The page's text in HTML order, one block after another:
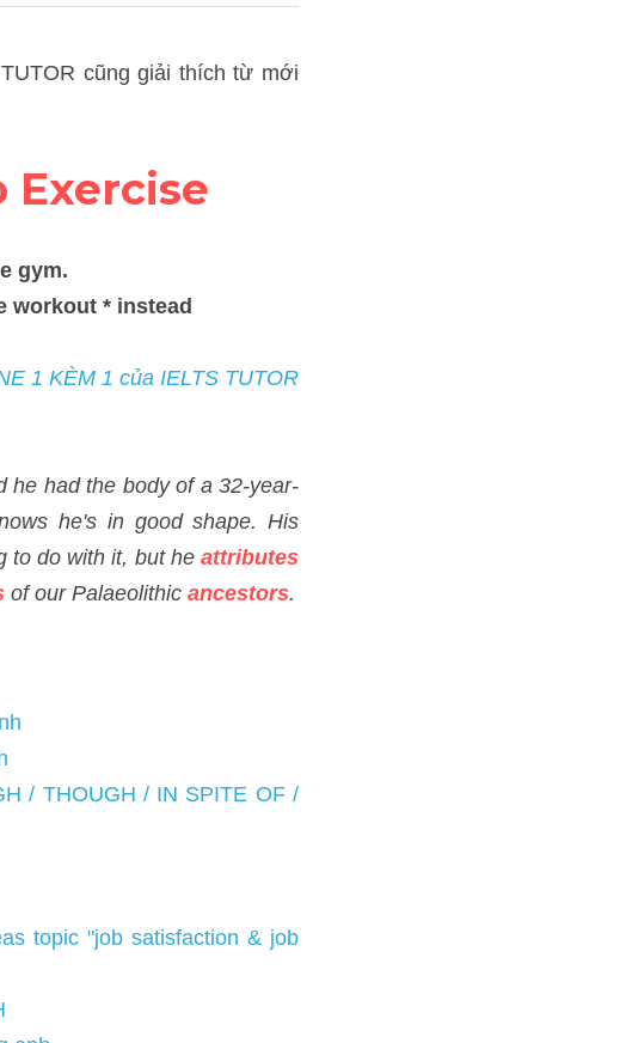
thích từ mới passage ''A Stone Age
Exercise
* instead
of a 32-year-old. Although
De Vany
as
a professional baseball player may
inspired by the
of our
SPITE OF / DESPITE
& job security" IELTS